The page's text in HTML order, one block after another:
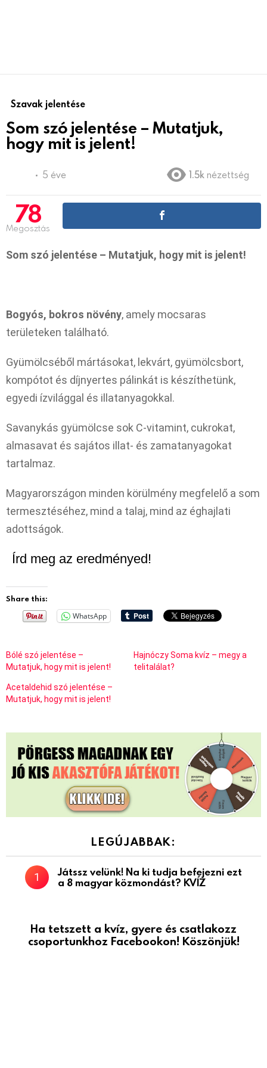
Szavak jelentése
Som szó jelentése – Mutatjuk,
hogy mit is jelent!
5 éve 1.5k nézettség
78
Megosztás
Som szó jelentése – Mutatjuk, hogy mit is jelent!
Bogyós, bokros növény, amely mocsaras
területeken található.
Gyümölcséből mártásokat, lekvárt, gyümölcsbort,
kompótot és díjnyertes pálinkát is készíthetünk,
egyedi ízvilággal és illatanyagokkal.
Savanykás gyümölcse sok C-vitamint, cukrokat,
almasavat és sajátos illat- és zamatanyagokat
tartalmaz.
Magyarországon minden körülmény megfelelő a som
termesztéséhez, mind a talaj, mind az éghajlati
adottságok.
Írd meg az eredményed!
Share this:
WhatsApp
Bólé szó jelentése –
Mutatjuk, hogy mit is jelent!
Hajnóczy Soma kvíz – megy a
telitalálat?
Acetaldehid szó jelentése –
Mutatjuk, hogy mit is jelent!
LEGÚJABBAK:
Játssz velünk! Na ki tudja befejezni ezt
a 8 magyar közmondást? KVÍZ
Ha tetszett a kvíz, gyere és csatlakozz
csoportunkhoz Facebookon! Köszönjük!